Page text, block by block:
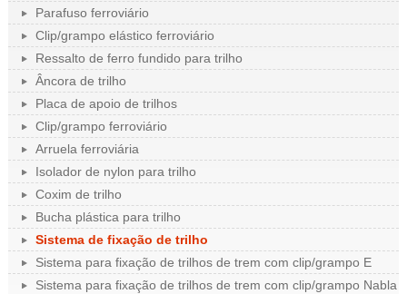
Parafuso ferroviário
Clip/grampo elástico ferroviário
Ressalto de ferro fundido para trilho
Âncora de trilho
Placa de apoio de trilhos
Clip/grampo ferroviário
Arruela ferroviária
Isolador de nylon para trilho
Coxim de trilho
Bucha plástica para trilho
Sistema de fixação de trilho
Sistema para fixação de trilhos de trem com clip/grampo E
Sistema para fixação de trilhos de trem com clip/grampo Nabla